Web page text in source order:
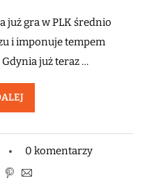
już gra w PLK średnio
i imponuje tempem
już teraz …
0 komentarzy